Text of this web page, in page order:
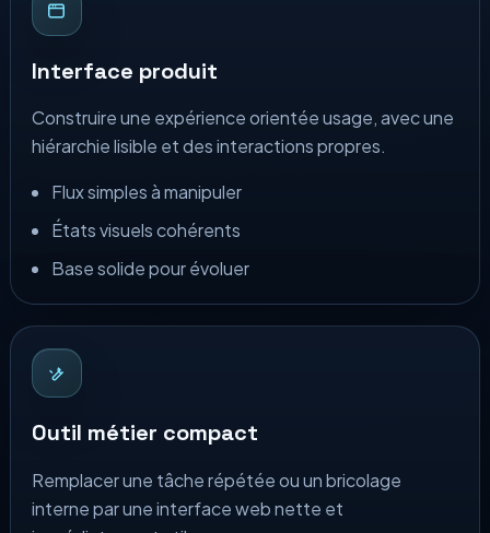
Interface produit
Construire une expérience orientée usage, avec une
hiérarchie lisible et des interactions propres.
Flux simples à manipuler
États visuels cohérents
Base solide pour évoluer
Outil métier compact
Remplacer une tâche répétée ou un bricolage
interne par une interface web nette et